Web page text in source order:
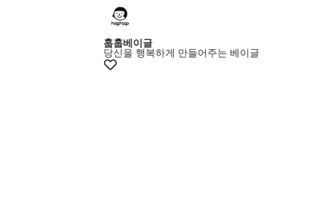
훕훕베이글
당신을 행복하게 만들어주는 베이글